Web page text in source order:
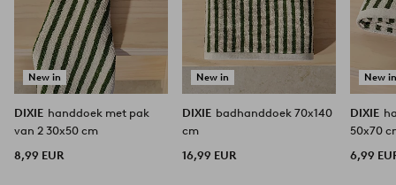
New in
DIXIE handdoek met pak
van 2 30x50 cm
8,99 EUR
New in
DIXIE badhanddoek 70x140
cm
16,99 EUR
New
DIXIE
50x70
6,99